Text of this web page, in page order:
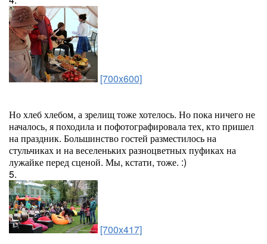
[700x600]
Но хлеб хлебом, а зрелищ тоже хотелось. Но пока ничего не
началось, я походила и пофотографировала тех, кто пришел
на праздник. Большинство гостей разместилось на
стульчиках и на веселеньких разноцветных пуфиках на
лужайке перед сценой. Мы, кстати, тоже. :)
5.
[700x417]